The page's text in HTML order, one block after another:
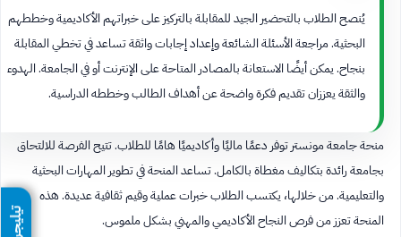
يُنصح الطلاب بالتحضير الجيد للمقابلة بالتركيز على خبراتهم الأكاديمية وخططهم
البحثية. مراجعة الأسئلة الشائعة وإعداد إجابات واثقة تساعد في تخطي المقابلة
بنجاح. يمكن أيضًا الاستعانة بالمصادر المتاحة على الإنترنت أو في الجامعة. الهدوء
والثقة يعززان تقديم فكرة واضحة عن أهداف الطالب وخططه الدراسية.
منحة جامعة مونستر توفر دعمًا ماليًا وأكاديميًا هامًا للطلاب. تتيح الفرصة للالتحاق
بجامعة رائدة بتكاليف مغطاة بالكامل. تساعد المنحة في تطوير المهارات البحثية
والتعليمية. من خلالها، يكتسب الطلاب خبرات عملية وقيم ثقافية عديدة. هذه
المنحة تعزز من فرص النجاح الأكاديمي والمهني بشكل ملموس.